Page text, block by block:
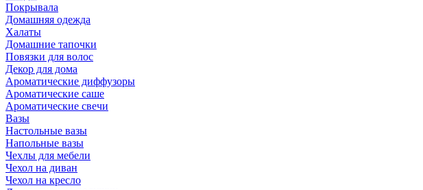
Покрывала
Домашняя одежда
Халаты
Домашние тапочки
Повязки для волос
Декор для дома
Ароматические диффузоры
Ароматические саше
Ароматические свечи
Вазы
Настольные вазы
Напольные вазы
Чехлы для мебели
Чехол на диван
Чехол на кресло